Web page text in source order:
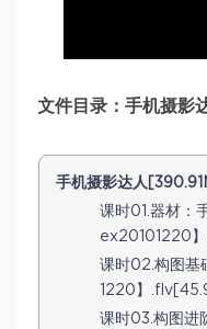
文件目录：手机摄影
手机摄影达人
课时01.器材：
ex20101220
课时02.构图基
1220】
课时03.构图进